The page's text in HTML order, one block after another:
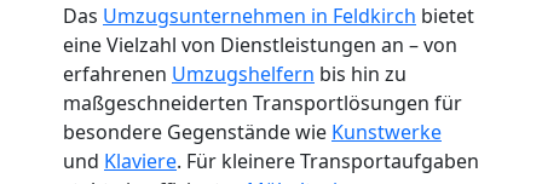
Das Umzugsunternehmen in Feldkirch bietet
eine Vielzahl von Dienstleistungen an – von
erfahrenen Umzugshelfern bis hin zu
maßgeschneiderten Transportlösungen für
besondere Gegenstände wie Kunstwerke
und Klaviere. Für kleinere Transportaufgaben